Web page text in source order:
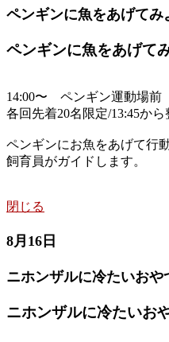
ペンギンに魚をあげてみ
ペンギンに魚をあげて
14:00〜 ペンギン運動場前
各回先着20名限定/13:45か
ペンギンにお魚をあげて行
飼育員がガイドします。
閉じる
8月16日
ニホンザルに冷たいおや
ニホンザルに冷たいお